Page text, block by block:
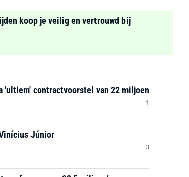
koop je veilig en vertrouwd bij
contractvoorstel van 22 miljoen
1
Júnior
3